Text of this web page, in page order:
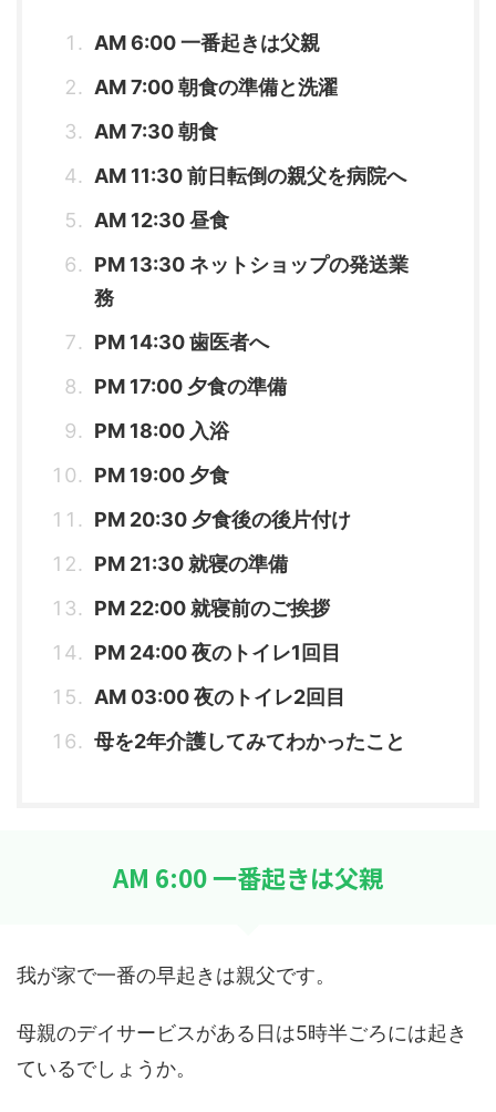
AM 6:00 一番起きは父親
AM 7:00 朝食の準備と洗濯
AM 7:30 朝食
AM 11:30 前日転倒の親父を病院へ
AM 12:30 昼食
PM 13:30 ネットショップの発送業
務
PM 14:30 歯医者へ
PM 17:00 夕食の準備
PM 18:00 入浴
PM 19:00 夕食
PM 20:30 夕食後の後片付け
PM 21:30 就寝の準備
PM 22:00 就寝前のご挨拶
PM 24:00 夜のトイレ1回目
AM 03:00 夜のトイレ2回目
母を2年介護してみてわかったこと
AM 6:00 一番起きは父親
我が家で一番の早起きは親父です。
母親のデイサービスがある日は5時半ごろには起き
ているでしょうか。